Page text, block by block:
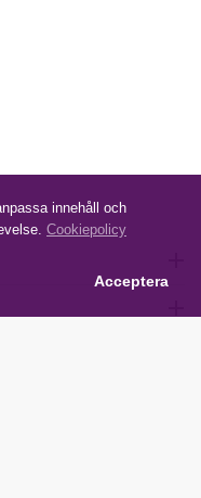
innehåll och
Cookiepolicy
Acceptera